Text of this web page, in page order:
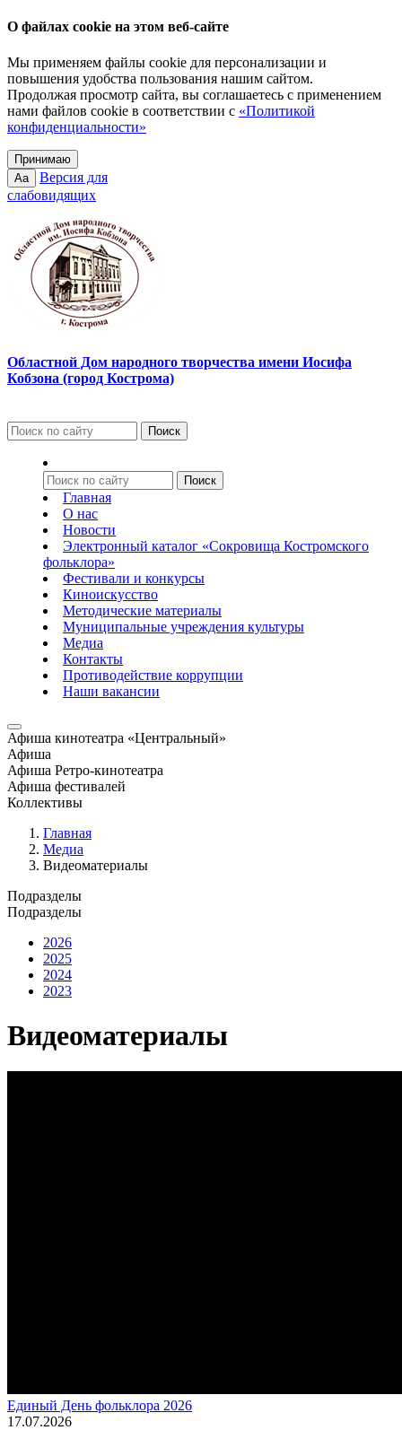
О файлах cookie на этом веб-сайте
Мы применяем файлы cookie для персонализации и
повышения удобства пользования нашим сайтом.
Продолжая просмотр сайта, вы соглашаетесь с применением
нами файлов cookie в соответствии с «Политикой
конфиденциальности»
Принимаю
Aa
Версия для
слабовидящих
Областной Дом народного творчества имени Иосифа
Кобзона (город Кострома)
Главная
О нас
Новости
Электронный каталог «Сокровища Костромского
фольклора»
Фестивали и конкурсы
Киноискусство
Методические материалы
Муниципальные учреждения культуры
Медиа
Контакты
Противодействие коррупции
Наши вакансии
Афиша кинотеатра «Центральный»
Афиша
Афиша Ретро-кинотеатра
Афиша фестивалей
Коллективы
Главная
Медиа
Видеоматериалы
Подразделы
Подразделы
2026
2025
2024
2023
Видеоматериалы
Единый День фольклора 2026
17.07.2026